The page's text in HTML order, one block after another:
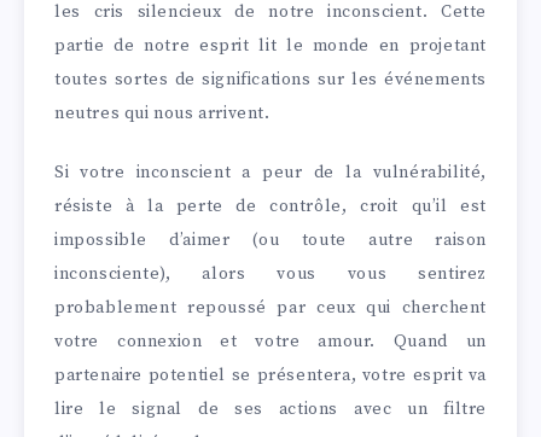
les cris silencieux de notre inconscient. Cette
partie de notre esprit lit le monde en projetant
toutes sortes de significations sur les événements
neutres qui nous arrivent.
Si votre inconscient a peur de la vulnérabilité,
résiste à la perte de contrôle, croit qu’il est
impossible d’aimer (ou toute autre raison
inconsciente), alors vous vous sentirez
probablement repoussé par ceux qui cherchent
votre connexion et votre amour. Quand un
partenaire potentiel se présentera, votre esprit va
lire le signal de ses actions avec un filtre